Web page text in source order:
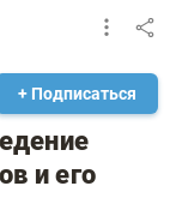
+ Подписаться
и его